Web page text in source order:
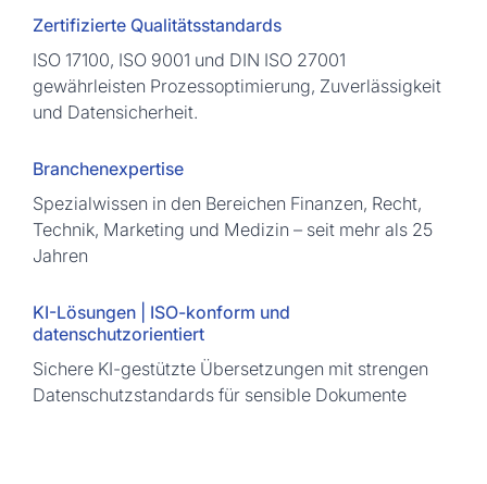
Zertifizierte Qualitätsstandards
ISO 17100, ISO 9001 und DIN ISO 27001
gewährleisten Prozessoptimierung, Zuverlässigkeit
und Datensicherheit.
Branchenexpertise
Spezialwissen in den Bereichen Finanzen, Recht,
Technik, Marketing und Medizin – seit mehr als 25
Jahren
KI-Lösungen | ISO-konform und
datenschutzorientiert
Sichere KI-gestützte Übersetzungen mit strengen
Datenschutzstandards für sensible Dokumente